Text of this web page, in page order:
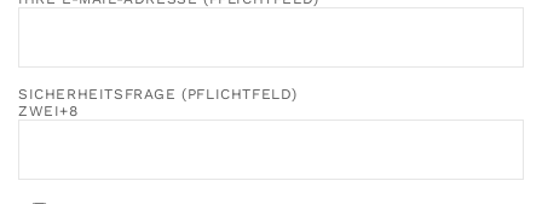
SICHERHEITSFRAGE (PFLICHTFELD)
ZWEI+8